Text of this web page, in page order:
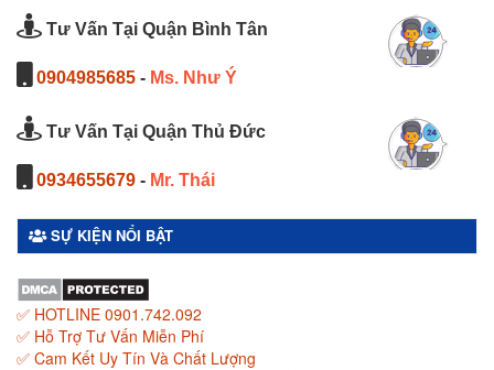
Tư Vấn Tại Quận Bình Tân
0904985685 - Ms. Như Ý
Tư Vấn Tại Quận Thủ Đức
0934655679 - Mr. Thái
SỰ KIỆN NỔI BẬT
✅ HOTLINE 0901.742.092
✅ Hỗ Trợ Tư Vấn Miễn Phí
✅ Cam Kết Uy Tín Và Chất Lượng